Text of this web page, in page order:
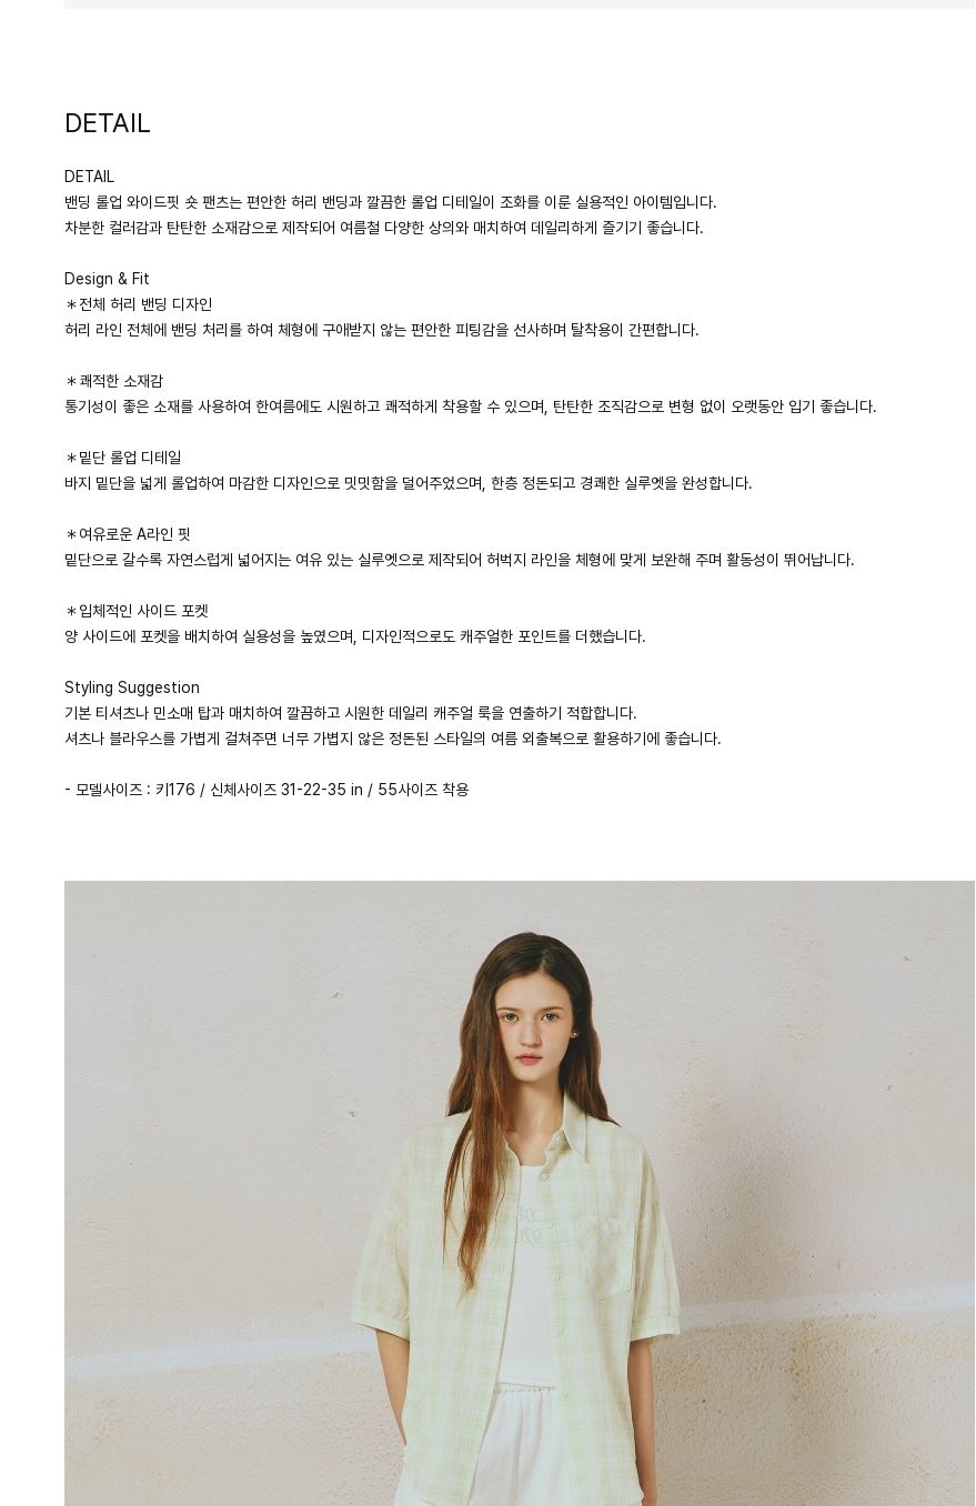
DETAIL
DETAIL
밴딩 롤업 와이드핏 숏 팬츠는 편안한 허리 밴딩과 깔끔한 롤업 디테일이 조화를 이룬 실용적인 아이템입니다.
차분한 컬러감과 탄탄한 소재감으로 제작되어 여름철 다양한 상의와 매치하여 데일리하게 즐기기 좋습니다.
Design & Fit
＊전체 허리 밴딩 디자인
허리 라인 전체에 밴딩 처리를 하여 체형에 구애받지 않는 편안한 피팅감을 선사하며 탈착용이 간편합니다.
＊쾌적한 소재감
통기성이 좋은 소재를 사용하여 한여름에도 시원하고 쾌적하게 착용할 수 있으며, 탄탄한 조직감으로 변형 없이 오랫동안 입기 좋습니다.
＊밑단 롤업 디테일
바지 밑단을 넓게 롤업하여 마감한 디자인으로 밋밋함을 덜어주었으며, 한층 정돈되고 경쾌한 실루엣을 완성합니다.
＊여유로운 A라인 핏
밑단으로 갈수록 자연스럽게 넓어지는 여유 있는 실루엣으로 제작되어 허벅지 라인을 체형에 맞게 보완해 주며 활동성이 뛰어납니다.
＊입체적인 사이드 포켓
양 사이드에 포켓을 배치하여 실용성을 높였으며, 디자인적으로도 캐주얼한 포인트를 더했습니다.
Styling Suggestion
기본 티셔츠나 민소매 탑과 매치하여 깔끔하고 시원한 데일리 캐주얼 룩을 연출하기 적합합니다.
셔츠나 블라우스를 가볍게 걸쳐주면 너무 가볍지 않은 정돈된 스타일의 여름 외출복으로 활용하기에 좋습니다.
- 모델사이즈 : 키176 / 신체사이즈 31-22-35 in / 55사이즈 착용